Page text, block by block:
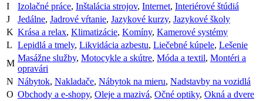
I
Izolačné práce, Inštalácia strojov, Internet, Interiérové štúdiá
J
Jedálne, Jadrové vŕtanie, Jazykové kurzy, Jazykové školy
K Krása a relax, Klimatizácie, Komíny, Kamerové systémy
L Lepidlá a tmely, Likvidácia azbestu, Liečebné kúpele, Lešenie
M
Masážne služby, Motocykle a skútre, Móda a textil, Montéri a
opravári
N Nábytok, Nakladače, Nábytok na mieru, Nadstavby na vozidlá
O Obchody a e-shopy, Oleje a mazivá, Očné optiky, Okná a dvere